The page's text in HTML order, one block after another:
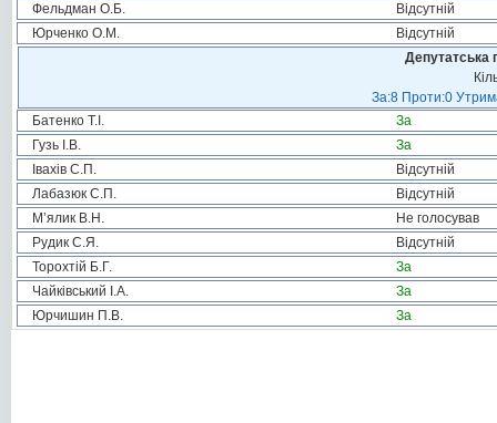
Фельдман О.Б.
Відсутній
Юрченко О.М.
Відсутній
Депутатська
За:8 Проти:0
Батенко Т.І.
За
Гузь І.В.
За
Івахів С.П.
Відсутній
Лабазюк С.П.
Відсутній
М’ялик В.Н.
Не голосував
Рудик С.Я.
Відсутній
Торохтій Б.Г.
За
Чайківський І.А.
За
Юрчишин П.В.
За